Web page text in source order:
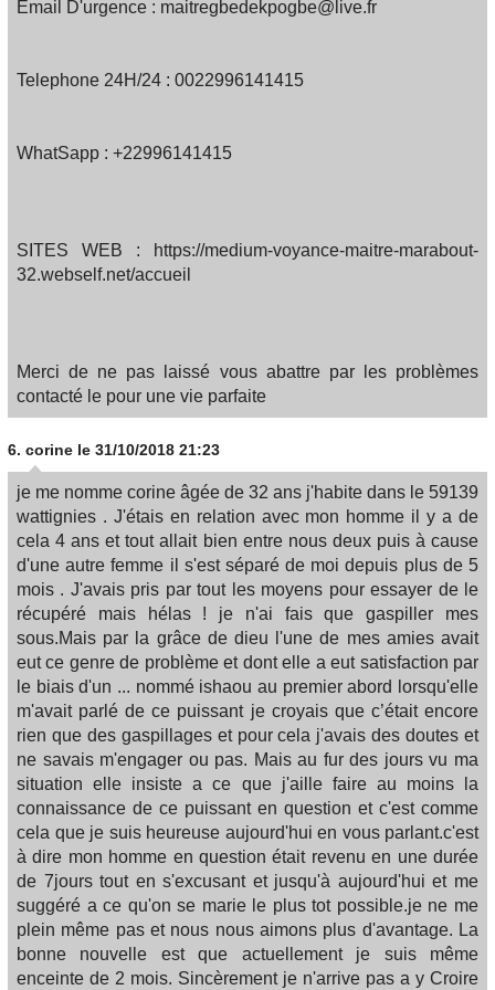
Email D'urgence : maitregbedekpogbe@live.fr
Telephone 24H/24 : 0022996141415
WhatSapp : +22996141415
SITES WEB : https://medium-voyance-maitre-marabout-
32.webself.net/accueil
Merci de ne pas laissé vous abattre par les problèmes
contacté le pour une vie parfaite
6. corine le 31/10/2018 21:23
je me nomme corine âgée de 32 ans j'habite dans le 59139
wattignies . J'étais en relation avec mon homme il y a de
cela 4 ans et tout allait bien entre nous deux puis à cause
d'une autre femme il s'est séparé de moi depuis plus de 5
mois . J'avais pris par tout les moyens pour essayer de le
récupéré mais hélas ! je n'ai fais que gaspiller mes
sous.Mais par la grâce de dieu l'une de mes amies avait
eut ce genre de problème et dont elle a eut satisfaction par
le biais d'un ... nommé ishaou au premier abord lorsqu'elle
m'avait parlé de ce puissant je croyais que c’était encore
rien que des gaspillages et pour cela j'avais des doutes et
ne savais m'engager ou pas. Mais au fur des jours vu ma
situation elle insiste a ce que j'aille faire au moins la
connaissance de ce puissant en question et c'est comme
cela que je suis heureuse aujourd'hui en vous parlant.c'est
à dire mon homme en question était revenu en une durée
de 7jours tout en s'excusant et jusqu'à aujourd'hui et me
suggéré a ce qu'on se marie le plus tot possible.je ne me
plein même pas et nous nous aimons plus d'avantage. La
bonne nouvelle est que actuellement je suis même
enceinte de 2 mois. Sincèrement je n'arrive pas a y Croire